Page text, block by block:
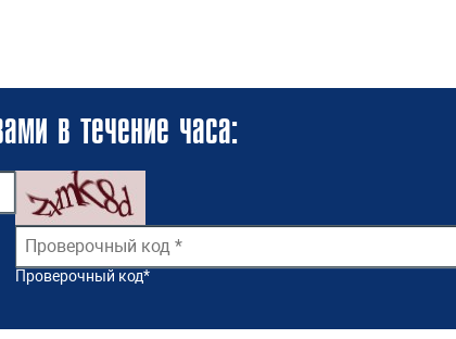
в течение часа:
Проверочный код*